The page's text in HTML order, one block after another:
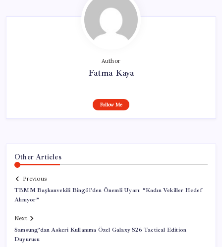
Author
Fatma Kaya
Follow Me
Other Articles
Previous
TBMM Başkanvekili Bingöl’den Önemli Uyarı: “Kadın Vekiller Hedef
Alınıyor”
Next
Samsung’dan Askeri Kullanıma Özel Galaxy S26 Tactical Edition
Duyurusu